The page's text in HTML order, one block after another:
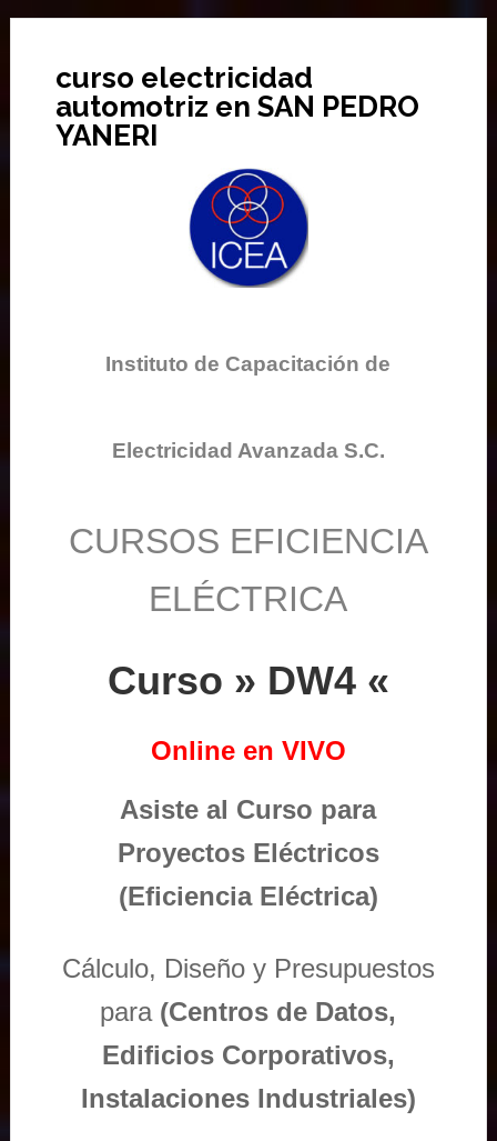
curso electricidad
automotriz en SAN PEDRO
YANERI
Instituto de Capacitación de
Electricidad Avanzada S.C.
CURSOS EFICIENCIA
ELÉCTRICA
Curso » DW4 «
Online en VIVO
Asiste al Curso para
Proyectos Eléctricos
(Eficiencia Eléctrica)
Cálculo, Diseño y Presupuestos
para (Centros de Datos,
Edificios Corporativos,
Instalaciones Industriales)